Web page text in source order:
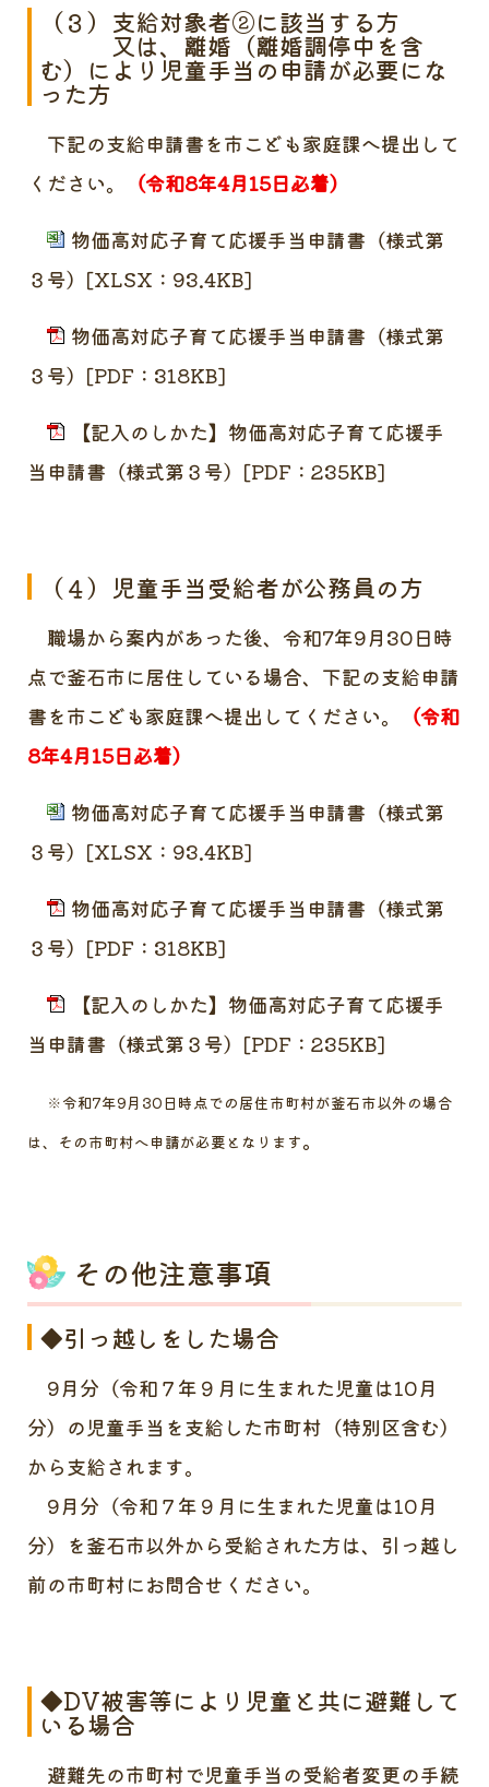
（３）支給対象者②に該当する方
又は、離婚（離婚調停中を含
む）により児童手当の申請が必要にな
った方
下記の支給申請書を市こども家庭課へ提出して
ください。
（令和8年4月15日必着）
物価高対応子育て応援手当申請書（様式第
３号）[XLSX：93.4KB]
物価高対応子育て応援手当申請書（様式第
３号）[PDF：318KB]
【記入のしかた】物価高対応子育て応援手
当申請書（様式第３号）[PDF：235KB]
（４）児童手当受給者が公務員の方
職場から案内があった後、令和7年9月30日時
点で釜石市に居住している場合、 下記の支給申請
書を市こども家庭課へ提出してください。
（令和
8年4月15日必着）
物価高対応子育て応援手当申請書（様式第
３号）[XLSX：93.4KB]
物価高対応子育て応援手当申請書（様式第
３号）[PDF：318KB]
【記入のしかた】物価高対応子育て応援手
当申請書（様式第３号）[PDF：235KB]
※令和7年9月30日時点での居住市町村が釜石市以外の場合
は、その市町村へ申請が必要となります。
その他注意事項
◆引っ越しをした場合
9月分（令和７年９月に生まれた児童は10月
分）の児童手当を支給した市町村（特別区含む）
から支給されます。
9月分（令和７年９月に生まれた児童は10月
分）を釜石市以外から受給された方は、引っ越し
前の市町村にお問合せください。
◆DV被害等により児童と共に避難して
いる場合
避難先の市町村で児童手当の受給者変更の手続